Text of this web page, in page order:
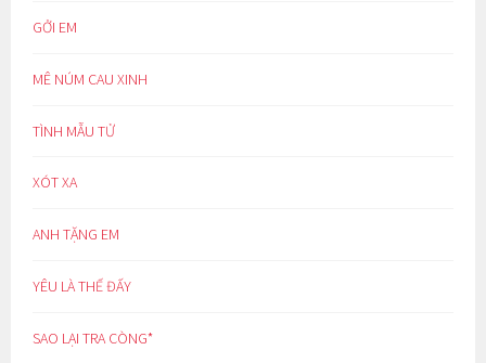
GỞI EM
MÊ NÚM CAU XINH
TÌNH MẪU TỬ
XÓT XA
ANH TẶNG EM
YÊU LÀ THẾ ĐẤY
SAO LẠI TRA CÒNG*